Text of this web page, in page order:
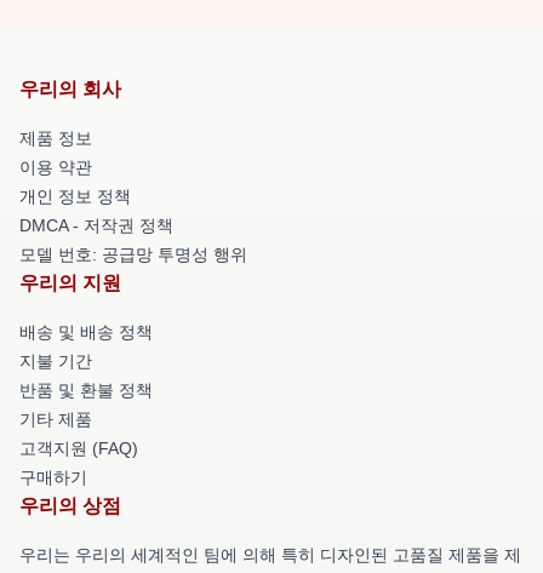
우리의 회사
제품 정보
이용 약관
개인 정보 정책
DMCA - 저작권 정책
모델 번호: 공급망 투명성 행위
우리의 지원
배송 및 배송 정책
지불 기간
반품 및 환불 정책
기타 제품
고객지원 (FAQ)
구매하기
우리의 상점
우리는 우리의 세계적인 팀에 의해 특히 디자인된 고품질 제품을 제